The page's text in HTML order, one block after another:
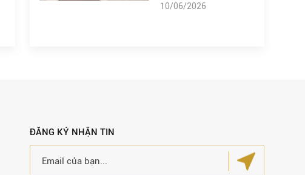
10/06/2026
ĐĂNG KÝ NHẬN TIN